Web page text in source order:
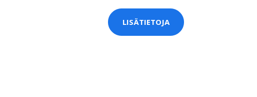
LISÄTIETOJA